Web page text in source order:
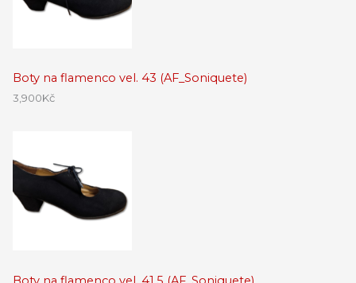
Boty na flamenco vel. 43 (AF_Soniquete)
3,900Kč